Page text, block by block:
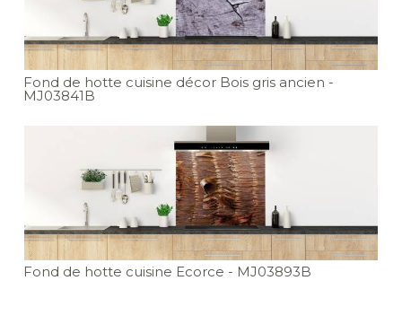
Fond de hotte cuisine décor Bois gris ancien -
MJ03841B
Fond de hotte cuisine Ecorce - MJ03893B